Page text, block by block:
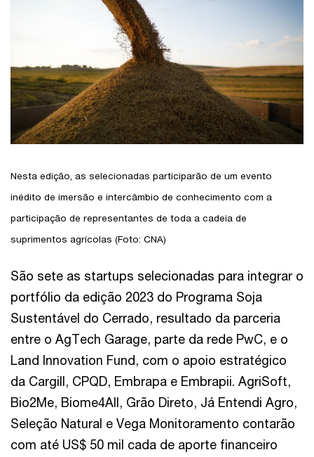
Nesta edição, as selecionadas participarão de um evento
inédito de imersão e intercâmbio de conhecimento com a
participação de representantes de toda a cadeia de
suprimentos agrícolas (Foto: CNA)
São sete as startups selecionadas para integrar o
portfólio da edição 2023 do Programa Soja
Sustentável do Cerrado, resultado da parceria
entre o AgTech Garage, parte da rede PwC, e o
Land Innovation Fund, com o apoio estratégico
da Cargill, CPQD, Embrapa e Embrapii. AgriSoft,
Bio2Me, Biome4All, Grão Direto, Já Entendi Agro,
Seleção Natural e Vega Monitoramento contarão
com até US$ 50 mil cada de aporte financeiro